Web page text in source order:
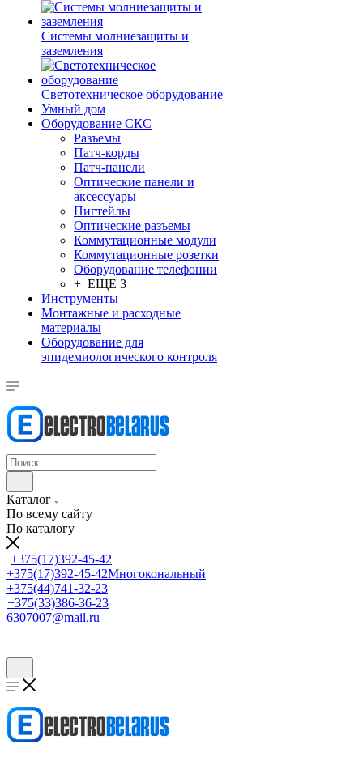
Системы молниезащиты и
заземления
Светотехническое оборудование
Умный дом
Оборудование СКС
Разъемы
Патч-корды
Патч-панели
Оптические панели и
аксессуары
Пигтейлы
Оптические разъемы
Коммутационные модули
Коммутационные розетки
Оборудование телефонии
+ ЕЩЕ 3
Инструменты
Монтажные и расходные
материалы
Оборудование для
эпидемиологического контроля
Каталог
По всему сайту
По каталогу
+375(17)392-45-42
+375(17)392-45-42Многокональный
+375(44)741-32-23
+375(33)386-36-23
6307007@mail.ru